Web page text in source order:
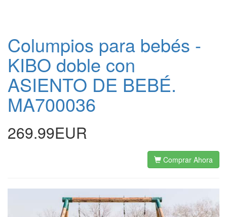
Columpios para bebés -
KIBO doble con
ASIENTO DE BEBÉ.
MA700036
269.99EUR
Comprar Ahora